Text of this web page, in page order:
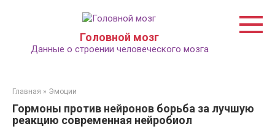
Головной мозг
Данные о строении человеческого мозга
Главная » Эмоции
Гормоны против нейронов борьба за лучшую
реакцию современная нейробиол